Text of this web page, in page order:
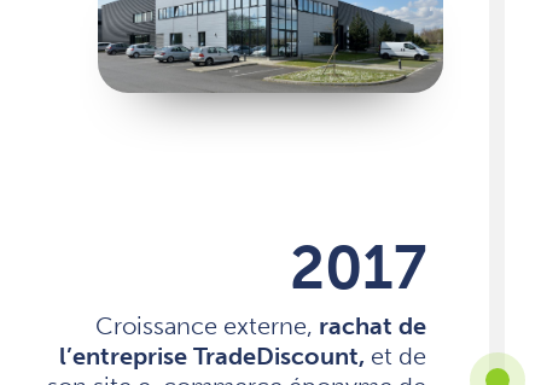
2017
Croissance externe, rachat de
l’entreprise TradeDiscount, et de